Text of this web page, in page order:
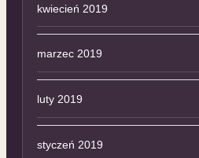
kwiecień 2019
marzec 2019
luty 2019
styczeń 2019